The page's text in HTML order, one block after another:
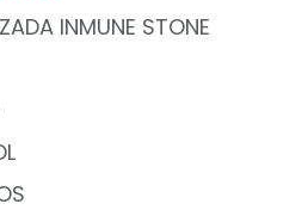
INMUNE STONE